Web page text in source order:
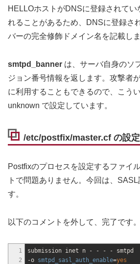
HELLOホストがDNSに登録されてい
れることがあるため、DNSに登録さ
バーの完全修飾ドメイン名を記載しま
smtpd_banner は、サーバ自身のソ
ジョン番号情報を返します。攻撃者
に利用することもできるので、こう
unknown で設定しています。
/etc/postfix/master.cf の設定
Postfixのプロセスを設定するファイ
トで問題ありません。今回は、
す。
以下のコメントを外して、完了です。
1
2
submission inet n - - - - smtpd
-o smtpd_sasl_auth_enable=yes